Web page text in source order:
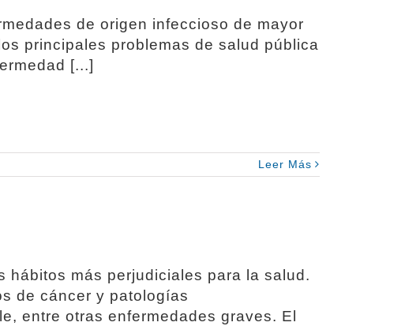
de origen infeccioso de mayor
principales problemas de salud pública
[...]
Leer Más
hábitos más perjudiciales para la salud.
de cáncer y patologías
entre otras enfermedades graves. El